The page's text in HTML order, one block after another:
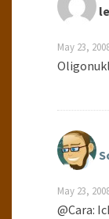
May 23,
May 23,
@Cara: